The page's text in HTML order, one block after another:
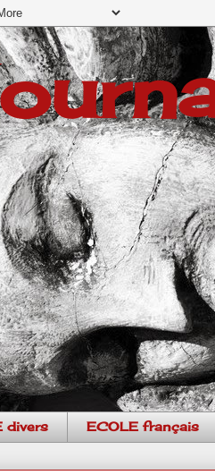
divers ECOLE français